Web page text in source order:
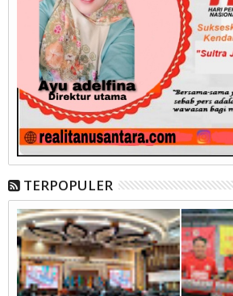
TERPOPULER